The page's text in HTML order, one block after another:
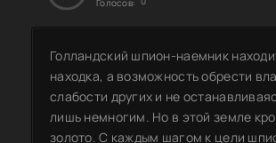
Голосов:
Голландский шпион-наемник
находка, а возможность обрести
слабости других и не
лишь немногим. Но в этой земле
золото. С каждым шагом к цели